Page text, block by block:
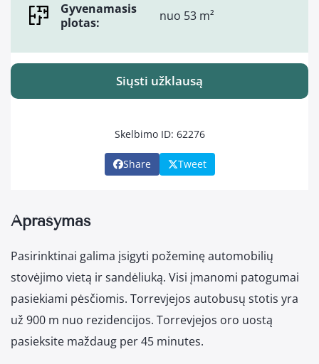
Gyvenamasis
plotas:
nuo 53 m²
Siųsti užklausą
Skelbimo ID: 62276
Share Tweet
Aprašymas
Pasirinktinai galima įsigyti požeminę automobilių
stovėjimo vietą ir sandėliuką. Visi įmanomi patogumai
pasiekiami pėsčiomis. Torrevjejos autobusų stotis yra
už 900 m nuo rezidencijos. Torrevjejos oro uostą
pasieksite maždaug per 45 minutes.